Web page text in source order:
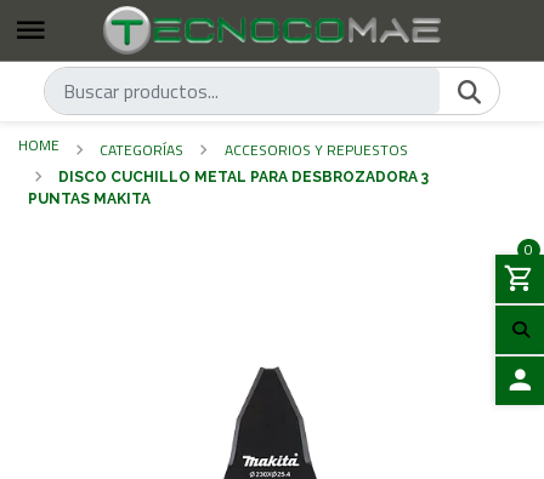
0
HOME CATEGORÍAS ACCESORIOS Y REPUESTOS
DISCO CUCHILLO METAL PARA DESBROZADORA 3
PUNTAS MAKITA